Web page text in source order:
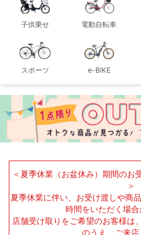
子供乗せ 電動自転車
スポーツ e-BIKE
＜夏季休業（お盆休み）期間のお
＞
夏季休業に伴い、お受け渡しや商
時間をいただく場合
店舗受け取りをご希望のお客様は
のうえ、ご来店